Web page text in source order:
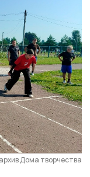
Дома творчества